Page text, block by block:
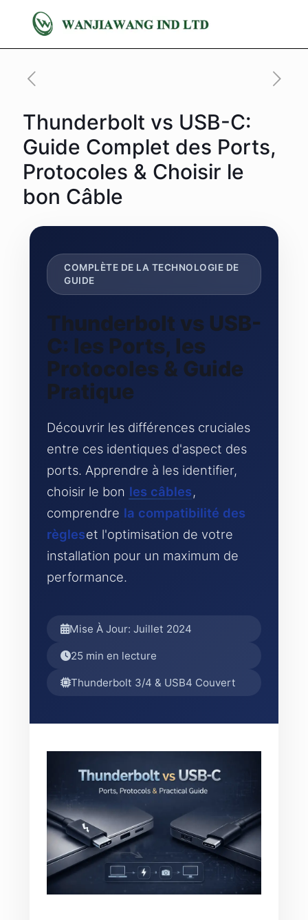
Thunderbolt vs USB-C:
Guide Complet des Ports,
Protocoles & Choisir le
bon Câble
COMPLÈTE DE LA TECHNOLOGIE DE
GUIDE
Thunderbolt vs USB-
C: les Ports, les
Protocoles & Guide
Pratique
Découvrir les différences cruciales
entre ces identiques d'aspect des
ports. Apprendre à les identifier,
choisir le bon les câbles,
comprendre la compatibilité des
règleset l'optimisation de votre
installation pour un maximum de
performance.
Mise À Jour: Juillet 2024
25 min en lecture
Thunderbolt 3/4 & USB4 Couvert